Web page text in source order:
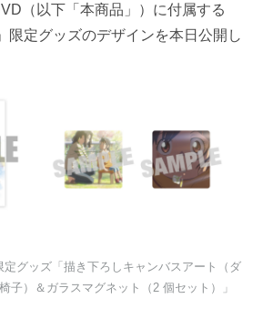
（以下「本商品」）に付属する
限定グッズのデザインを本日公開し
定グッズ「描き下ろしキャンバスアート（ダ
子）＆ガラスマグネット（2 個セット）」